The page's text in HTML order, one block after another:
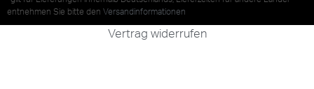
entnehmen Sie bitte den Versandinformationen
Vertrag widerrufen